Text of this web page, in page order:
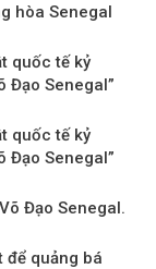
hòa Senegal
quốc tế kỷ
Đạo Senegal”
quốc tế kỷ
Đạo Senegal”
Đạo Senegal.
để quảng bá